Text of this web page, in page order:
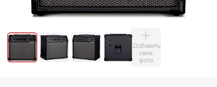
Добавить
свое
фото